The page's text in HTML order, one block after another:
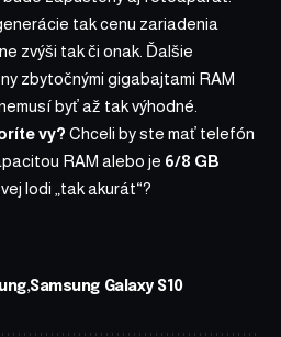
tak cenu zariadenia
zvýši tak či onak. Ďalšie
zbytočnými gigabajtami RAM
byť až tak výhodné.
vy? Chceli by ste mať telefón
RAM alebo je 6/8 GB
lodi „tak akurát“?
Samsung Galaxy S10